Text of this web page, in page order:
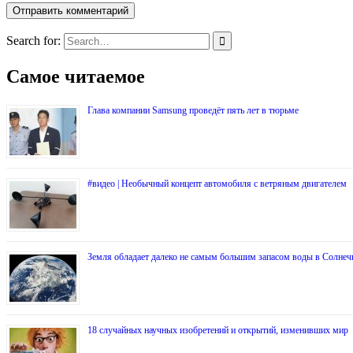
Search for:
Самое читаемое
Глава компании Samsung проведёт пять лет в тюрьме
#видео | Необычный концепт автомобиля с ветряным двигателем
Земля обладает далеко не самым большим запасом воды в
18 случайных научных изобретений и открытий, изменивших мир